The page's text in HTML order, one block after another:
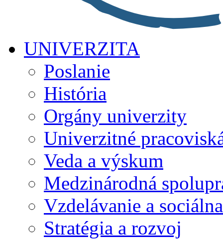
UNIVERZITA
Poslanie
História
Orgány univerzity
Univerzitné
Veda a výskum
Medzinárodná
Vzdelávanie a
Stratégia a rozvoj